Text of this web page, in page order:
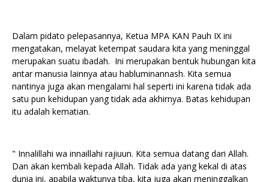
Dalam pidato pelepasannya, Ketua MPA KAN Pauh IX ini
mengatakan, melayat ketempat saudara kita yang meninggal
merupakan suatu ibadah. Ini merupakan bentuk hubungan kita
antar manusia lainnya atau habluminannash. Kita semua
nantinya juga akan mengalami hal seperti ini karena tidak ada
satu pun kehidupan yang tidak ada akhirnya. Batas kehidupan
itu adalah kematian.
" Innalillahi wa innaillahi rajiuun. Kita semua datang dari Allah.
Dan akan kembali kepada Allah. Tidak ada yang kekal di atas
dunia ini, apabila waktunya tiba, kita juga akan meninggalkan